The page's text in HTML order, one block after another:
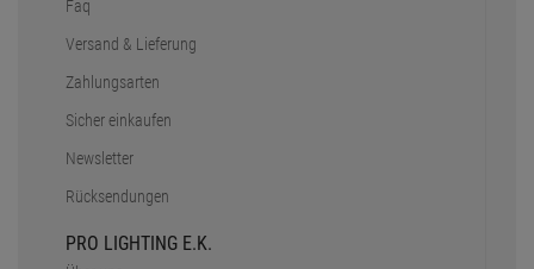
Faq
Versand & Lieferung
Zahlungsarten
Sicher einkaufen
Newsletter
Rücksendungen
PRO LIGHTING E.K.